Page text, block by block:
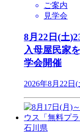
ご案内
見学会
8月22日(土
入母屋民家
学会開催
2026年8月22日
石川県